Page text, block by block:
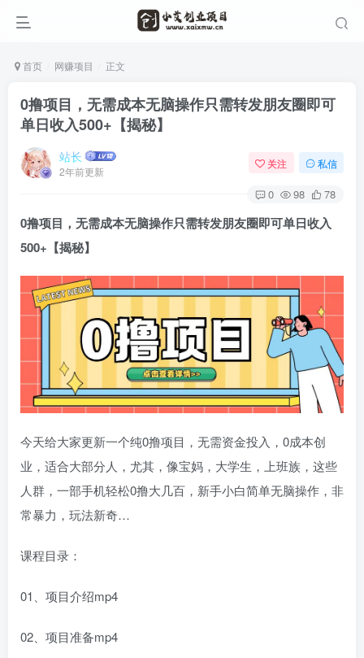
首页 网赚项目 正文
0撸项目，无需成本无脑操作只需转发朋友圈即可
单日收入500+【揭秘】
站长
2年前更新
关注 私信
0 98 78
0撸项目 ，无需成本无脑操作只需转发朋友圈即可单日收入
500+【揭秘】
今天给大家更新一个纯0撸项目 ，无需资金投入，0成本创
业，适合大部分人，尤其，像宝妈，大学生，上班族，这些
人群，一部手机轻松0撸大几百，新手小白简单无脑操作，非
常暴力，玩法新奇…
课程目录：
01、项目介绍mp4
02、项目准备mp4